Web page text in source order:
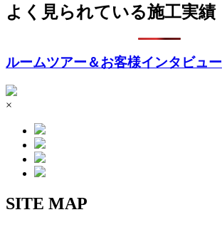
よく見られている施工実績
ルームツアー＆お客様インタビュー
×
SITE MAP